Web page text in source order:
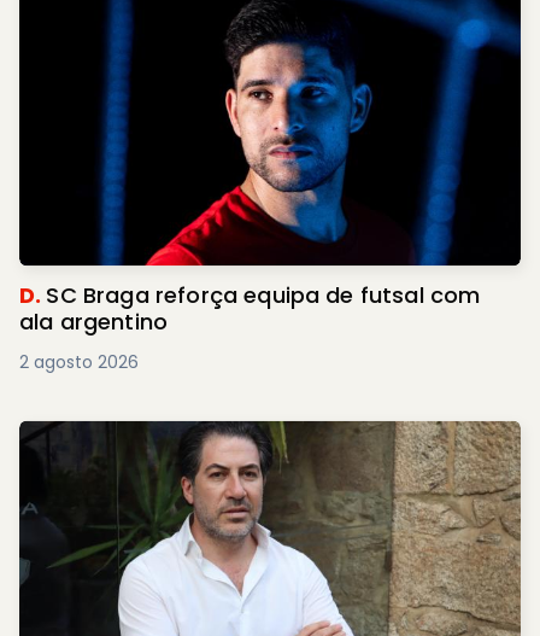
D. SC Braga reforça equipa de futsal com
ala argentino
2 agosto 2026